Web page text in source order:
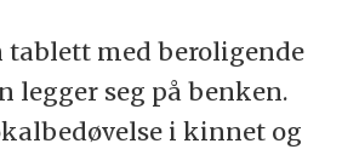
tablett med beroligende
legger seg på benken.
i kinnet og